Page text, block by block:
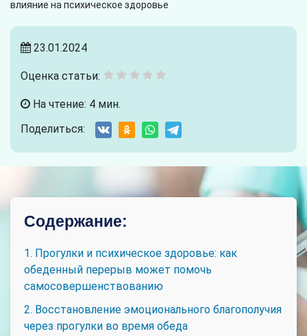
влияние на психическое здоровье
23.01.2024
Оценка статьи:
На чтение: 4 мин.
Поделиться:
Содержание:
1. Прогулки и психическое здоровье: как
обеденный перерыв может помочь
самосовершенствованию
2. Восстановление эмоционального благополучия
через прогулки во время обеда